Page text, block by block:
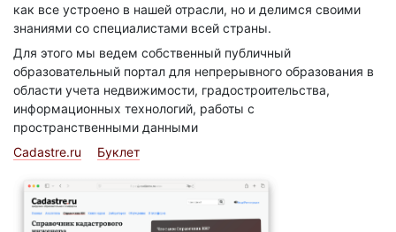
как все устроено в нашей отрасли, но и делимся своими
знаниями со специалистами всей страны.
Для этого мы ведем собственный публичный
образовательный портал для непрерывного образования в
области учета недвижимости, градостроительства,
информационных технологий, работы с
пространственными данными
Cadastre.ru
Буклет